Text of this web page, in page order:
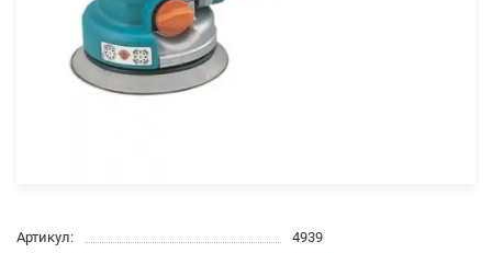
Артикул:
4939